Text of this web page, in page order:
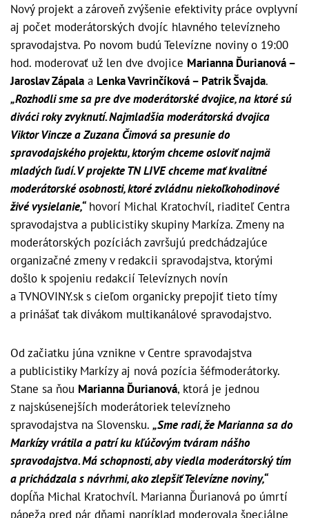
Nový projekt a zároveň zvýšenie efektivity práce ovplyvní
aj počet moderátorských dvojíc hlavného televízneho
spravodajstva. Po novom budú Televízne noviny o 19:00
hod. moderovať už len dve dvojice Marianna Ďurianová –
Jaroslav Zápala a Lenka Vavrinčíková – Patrik Švajda.
„Rozhodli sme sa pre dve moderátorské dvojice, na ktoré sú
diváci roky zvyknutí. Najmladšia moderátorská dvojica
Viktor Vincze a Zuzana Čimová sa presunie do
spravodajského projektu, ktorým chceme osloviť najmä
mladých ľudí. V projekte TN LIVE chceme mať kvalitné
moderátorské osobnosti, ktoré zvládnu niekoľkohodinové
živé vysielanie,“hovorí Michal Kratochvíl, riaditeľ Centra
spravodajstva a publicistiky skupiny Markíza. Zmeny na
moderátorských pozíciách završujú predchádzajúce
organizačné zmeny v redakcii spravodajstva, ktorými
došlo k spojeniu redakcií Televíznych novín
a TVNOVINY.sk s cieľom organicky prepojiť tieto tímy
a prinášať tak divákom multikanálové spravodajstvo.
Od začiatku júna vznikne v Centre spravodajstva
a publicistiky Markízy aj nová pozícia šéfmoderátorky.
Stane sa ňou Marianna Ďurianová, ktorá je jednou
z najskúsenejších moderátoriek televízneho
spravodajstva na Slovensku. „Sme radi, že Marianna sa do
Markízy vrátila a patrí ku kľúčovým tváram nášho
spravodajstva. Má schopnosti, aby viedla moderátorský tím
a prichádzala s návrhmi, ako zlepšiť Televízne noviny,“
dopĺňa Michal Kratochvíl. Marianna Ďurianová po úmrtí
pápeža pred pár dňami napríklad moderovala špeciálne